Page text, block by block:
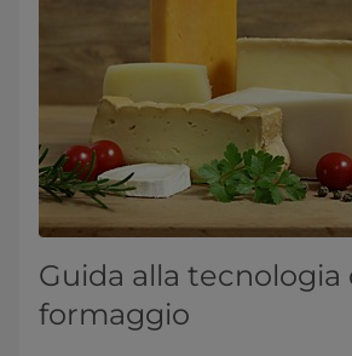
Guida alla tecnologia
formaggio